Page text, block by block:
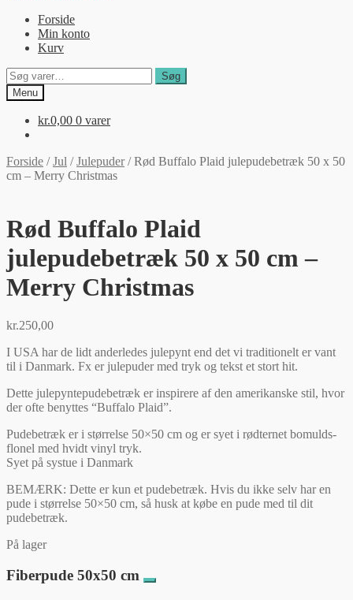
navigation
indholdForside
Min konto
Kurv
Søg
efter:
Søg
Menu
kr.0,00 0 varer
Forside /Jul /Julepuder/Rød Buffalo Plaid julepudebetræk 50 x 50
cm – Merry Christmas
Rød Buffalo Plaid
julepudebetræk 50 x 50 cm –
Merry Christmas
kr.250,00
I USA har de lidt anderledes julepynt end det vi traditionelt er vant
til i Danmark. Fx er julepuder med tryk og tekst et stort hit.
Dette julepyntepudebetræk er inspirere af den amerikanske stil, hvor
der ofte benyttes “Buffalo Plaid”.
Pudebetræk er i størrelse 50×50 cm og er syet i rødternet bomulds-
flonel med hvidt vinyl tryk.
Syet på systue i Danmark
BEMÆRK: Dette er kun et pudebetræk. Hvis du ikke selv har en
pude i størrelse 50×50 cm, så husk at købe en pude med til dit
pudebetræk.
På lager
Fiberpude 50x50 cm